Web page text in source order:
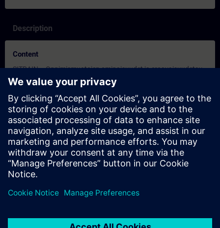
Description
Content
SITRAIN – Oppimismuotojen ominaisuudet ja eroavaisuudetav